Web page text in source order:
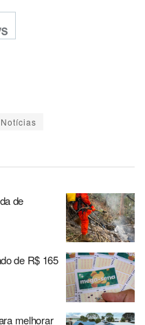
Notícias
de
de R$ 165
melhorar